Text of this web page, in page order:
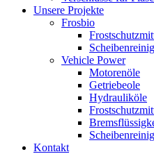
Unsere Projekte
Frosbio
Vehicle Power
Motorenöle
Getriebeole
Hydrauliköle
Kontakt